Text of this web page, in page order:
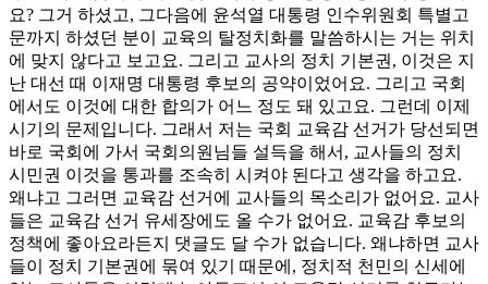
요? 그거 하셨고, 그다음에 윤석열 대통령 인수위원회 특별고
문까지 하셨던 분이 교육의 탈정치화를 말씀하시는 거는 위치
에 맞지 않다고 보고요. 그리고 교사의 정치 기본권, 이것은 지
난 대선 때 이재명 대통령 후보의 공약이었어요. 그리고 국회
에서도 이것에 대한 합의가 어느 정도 돼 있고요. 그런데 이제
시기의 문제입니다. 그래서 저는 국회 교육감 선거가 당선되면
바로 국회에 가서 국회의원님들 설득을 해서, 교사들의 정치
시민권 이것을 통과를 조속히 시켜야 된다고 생각을 하고요.
왜냐고 그러면 교육감 선거에 교사들의 목소리가 없어요. 교사
들은 교육감 선거 유세장에도 올 수가 없어요. 교육감 후보의
정책에 좋아요라든지 댓글도 달 수가 없습니다. 왜냐하면 교사
들이 정치 기본권에 묶여 있기 때문에, 정치적 천민의 신세에